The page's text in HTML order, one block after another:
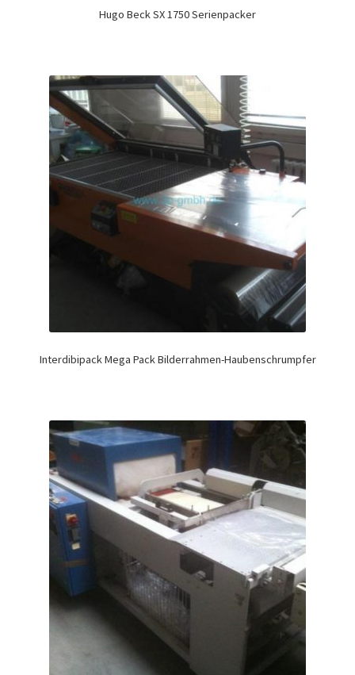
Hugo Beck SX 1750 Serienpacker
Interdibipack Mega Pack Bilderrahmen-Haubenschrumpfer